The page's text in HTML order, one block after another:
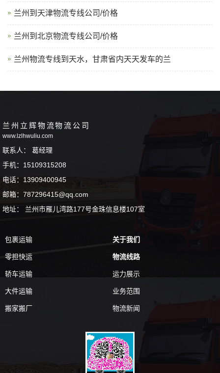
兰州到天津物流专线公司/价格
‌兰州到北京物流专线公司/价格
兰州物流专线到天水，甘肃省内天天发车的兰
兰州立辉物流物流公司
www.lzlhwuliu.com
联系人： 葛经理
手机：15109315208
电话：13909400945
邮箱：787296415@qq.com
地址： 兰州市雁儿湾路177号金珠信息楼107室
包裹运输
零担快运
轿车运输
大件运输
搬家搬厂
关于我们
物流线路
运力展示
业务范围
物流新闻